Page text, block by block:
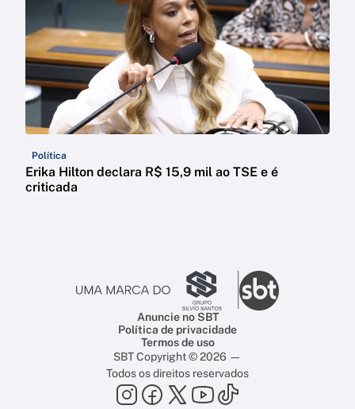
Política
Erika Hilton declara R$ 15,9 mil ao TSE e é
criticada
Anuncie no SBT
Política de privacidade
Termos de uso
SBT Copyright © 2026 —
Todos os direitos reservados